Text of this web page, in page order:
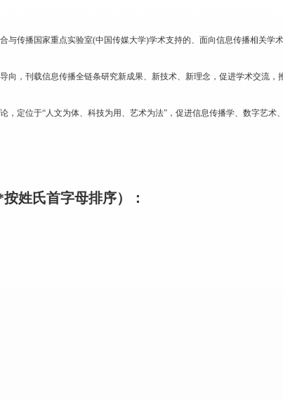
与传播国家重点实验室(中国传媒大学)学术支持的、面向信息传播相关学
向，刊载信息传播全链条研究新成果、新技术、新理念，促进学术交流
，定位于“人文为体、科技为用、艺术为法”，促进信息传播学、数字艺
姓氏首字母排序）：